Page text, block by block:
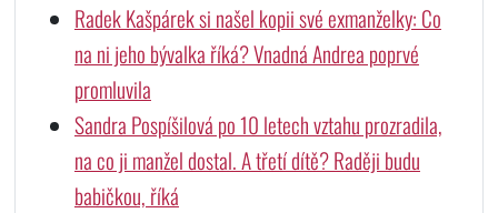
Radek Kašpárek si našel kopii své exmanželky: Co
na ni jeho bývalka říká? Vnadná Andrea poprvé
promluvila
Sandra Pospíšilová po 10 letech vztahu prozradila,
na co ji manžel dostal. A třetí dítě? Raději budu
babičkou, říká